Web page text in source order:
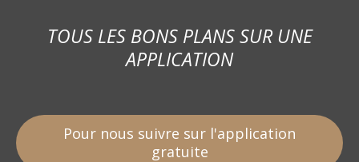
TOUS LES BONS PLANS SUR UNE
APPLICATION
Pour nous suivre sur l'application
gratuite